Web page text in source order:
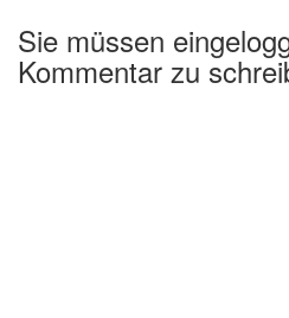
Sie müssen
Kommentar zu